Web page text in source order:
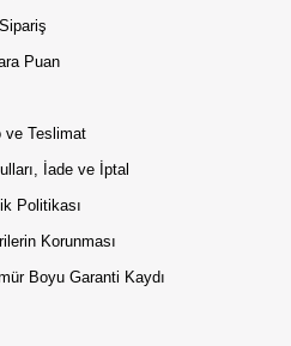
Sipariş
Puan
ve Teslimat
İade ve İptal
Politikası
Korunması
Boyu Garanti Kaydı